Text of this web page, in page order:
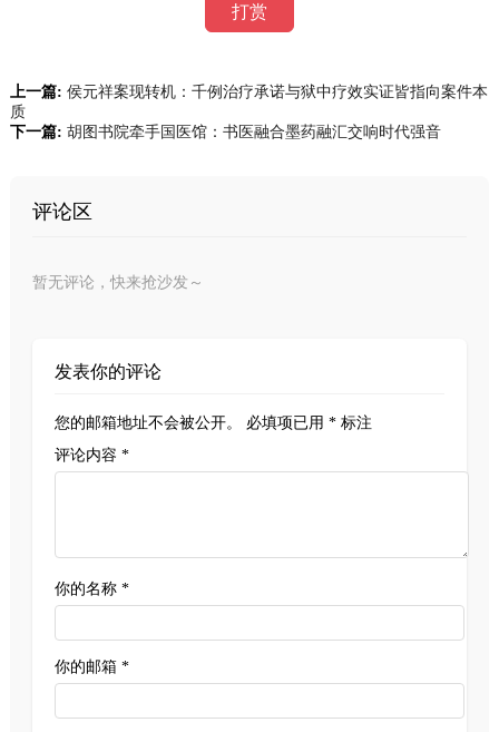
打赏
上一篇: 侯元祥案现转机：千例治疗承诺与狱中疗效实证皆指向案件本
质
下一篇: 胡图书院牵手国医馆：书医融合墨药融汇交响时代强音
评论区
暂无评论，快来抢沙发～
发表你的评论
您的邮箱地址不会被公开。 必填项已用 *标注
评论内容 *
你的名称 *
你的邮箱 *